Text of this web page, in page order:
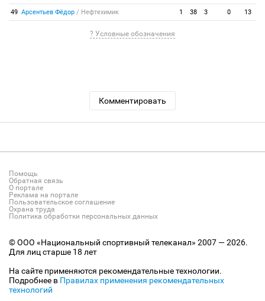
49 Арсентьев Фёдор / Нефтехимик 1 38 3 0 13
? Условные обозначения
Комментировать
Помощь
Обратная связь
О портале
Реклама на портале
Пользовательское соглашение
Охрана труда
Политика обработки персональных данных
© ООО «Национальный спортивный телеканал» 2007 — 2026.
Для лиц старше 18 лет
На сайте применяются рекомендательные технологии.
Подробнее в Правилах применения рекомендательных
технологий